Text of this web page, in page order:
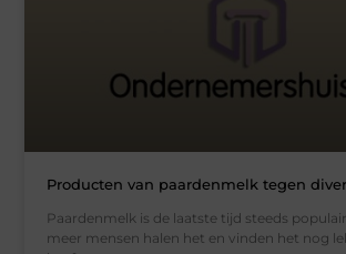
Producten van paardenmelk tegen
Paardenmelk is de laatste tijd steeds
meer mensen halen het en vinden het nog